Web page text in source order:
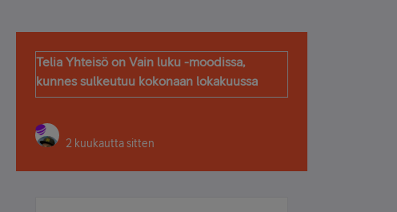
Telia Yhteisö on Vain luku -moodissa,
kunnes sulkeutuu kokonaan lokakuussa
2 kuukautta sitten